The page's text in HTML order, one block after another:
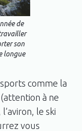
de
son
longue
comme la
à ne
le ski
vous